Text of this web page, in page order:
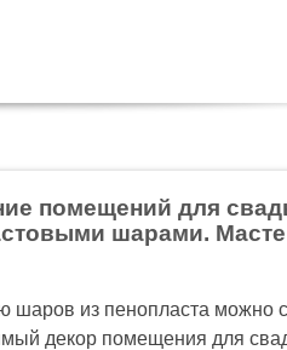
помещений для
шарами.
из пенопласта можно
декор помещения для